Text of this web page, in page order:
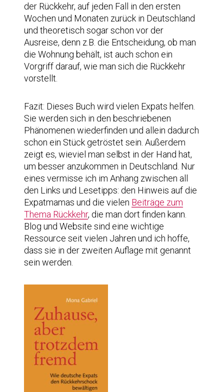
der Rückkehr, auf jeden Fall in den ersten
Wochen und Monaten zurück in Deutschland
und theoretisch sogar schon vor der
Ausreise, denn z.B. die Entscheidung, ob man
die Wohnung behält, ist auch schon ein
Vorgriff darauf, wie man sich die Rückkehr
vorstellt.
Fazit: Dieses Buch wird vielen Expats helfen.
Sie werden sich in den beschriebenen
Phänomenen wiederfinden und allein dadurch
schon ein Stück getröstet sein. Außerdem
zeigt es, wieviel man selbst in der Hand hat,
um besser anzukommen in Deutschland. Nur
eines vermisse ich im Anhang zwischen all
den Links und Lesetipps: den Hinweis auf die
Expatmamas und die vielen Beiträge zum
Thema Rückkehr, die man dort finden kann.
Blog und Website sind eine wichtige
Ressource seit vielen Jahren und ich hoffe,
dass sie in der zweiten Auflage mit genannt
sein werden.